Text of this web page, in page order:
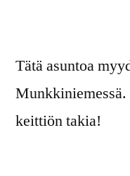
Tätä asuntoa
Munkkiniemessä.
keittiön takia!